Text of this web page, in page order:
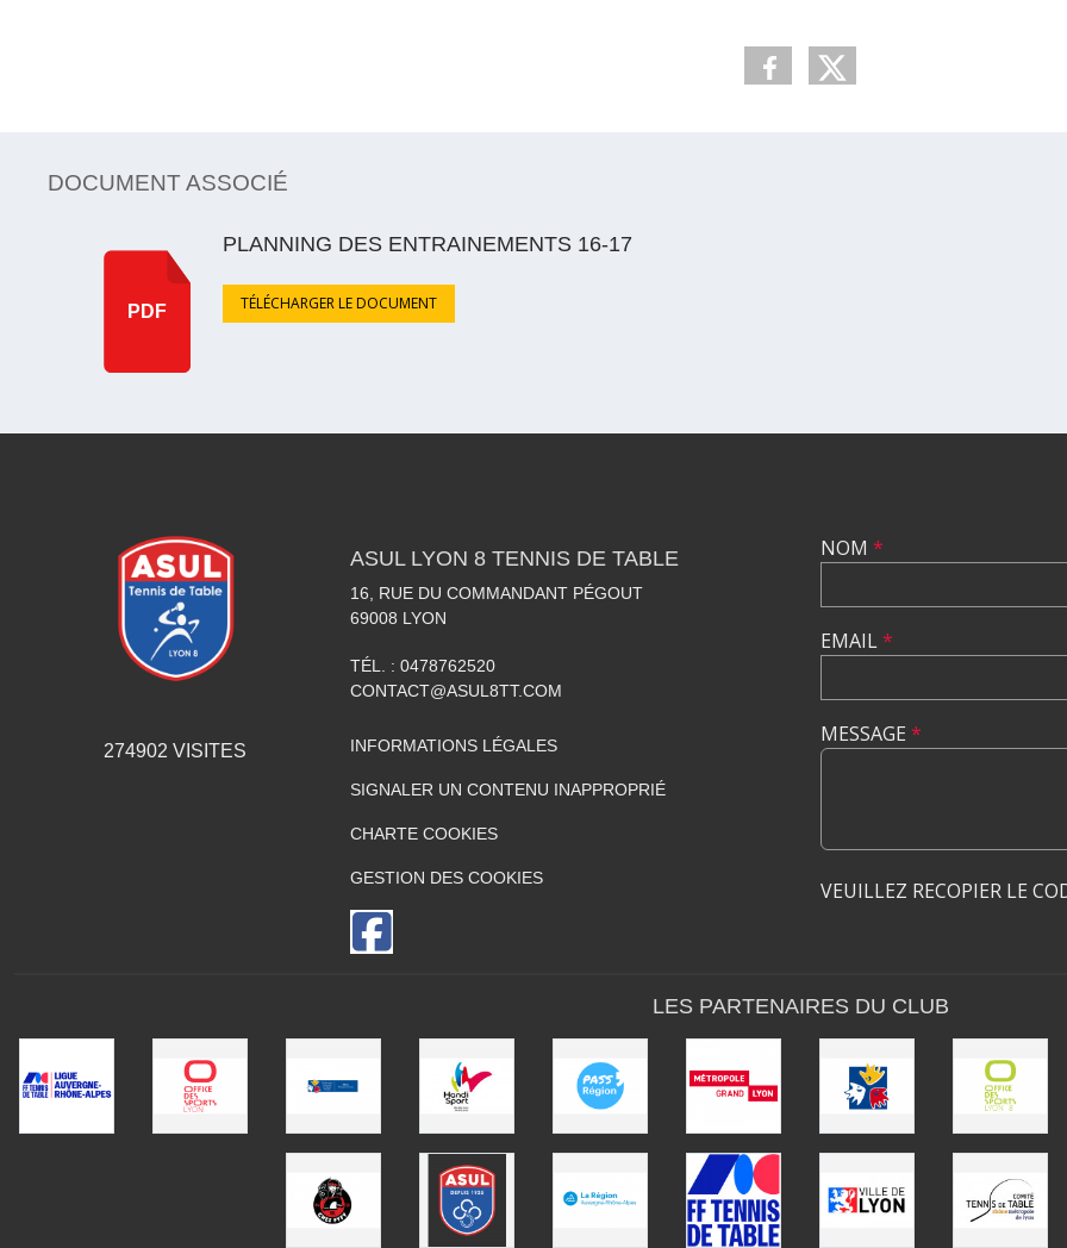
DOCUMENT ASSOCIÉ
PDF
PLANNING DES ENTRAINEMENTS 16-17
TÉLÉCHARGER LE DOCUMENT
274902 VISITES
ASUL LYON 8 TENNIS DE TABLE
16, RUE DU COMMANDANT PÉGOUT
69008 LYON
TÉL. : 0478762520
CONTACT@ASUL8TT.COM
INFORMATIONS LÉGALES
SIGNALER UN CONTENU INAPPROPRIÉ
CHARTE COOKIES
GESTION DES COOKIES
NOM *
EMAIL*
MESSAGE *
VEUILLEZ RECOPIER LE
LES PARTENAIRES DU CLUB